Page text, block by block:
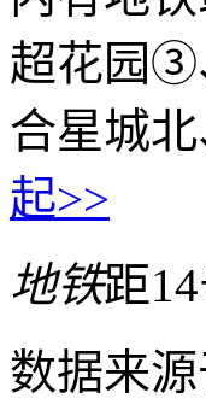
超花园③
合星城
起>>
地铁距
数据来